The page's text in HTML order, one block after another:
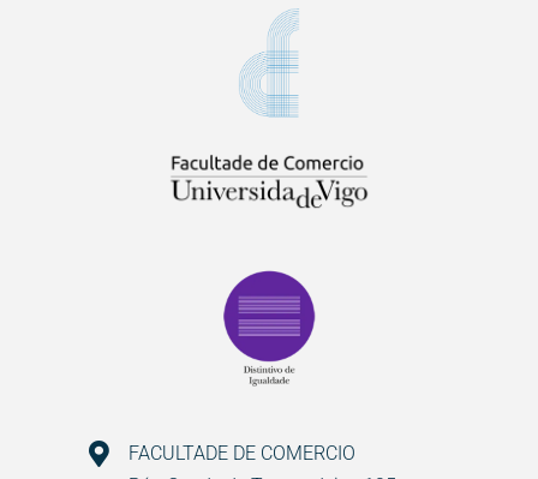
FACULTADE DE COMERCIO